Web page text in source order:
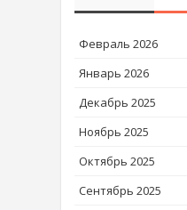
Февраль 2026
Январь 2026
Декабрь 2025
Ноябрь 2025
Октябрь 2025
Сентябрь 2025